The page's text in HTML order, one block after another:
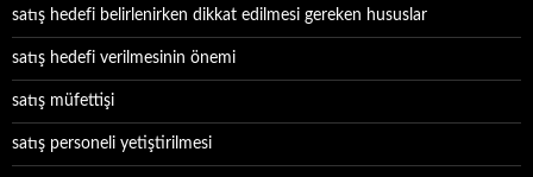
satış hedefi belirlenirken dikkat edilmesi gereken hususlar
satış hedefi verilmesinin önemi
satış müfettişi
satış personeli yetiştirilmesi